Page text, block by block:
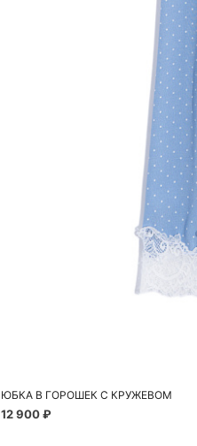
ЮБКА В ГОРОШЕК С КРУЖЕВОМ
12 900 ₽